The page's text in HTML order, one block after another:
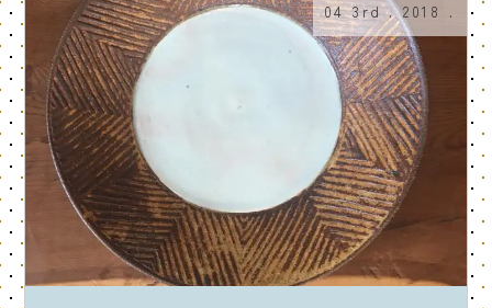
04 3rd . 2018 .